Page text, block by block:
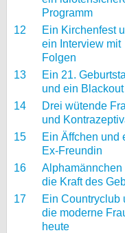
Programm
12
Ein Kirchenfest
ein Interview mit
Folgen
13
Ein 21.
und ein Blackout
14
Drei wütende
und
15
Ein Äffchen und
Ex-Freundin
16
Alphamännchen
die Kraft des
17
Ein Countryclub
die moderne
heute